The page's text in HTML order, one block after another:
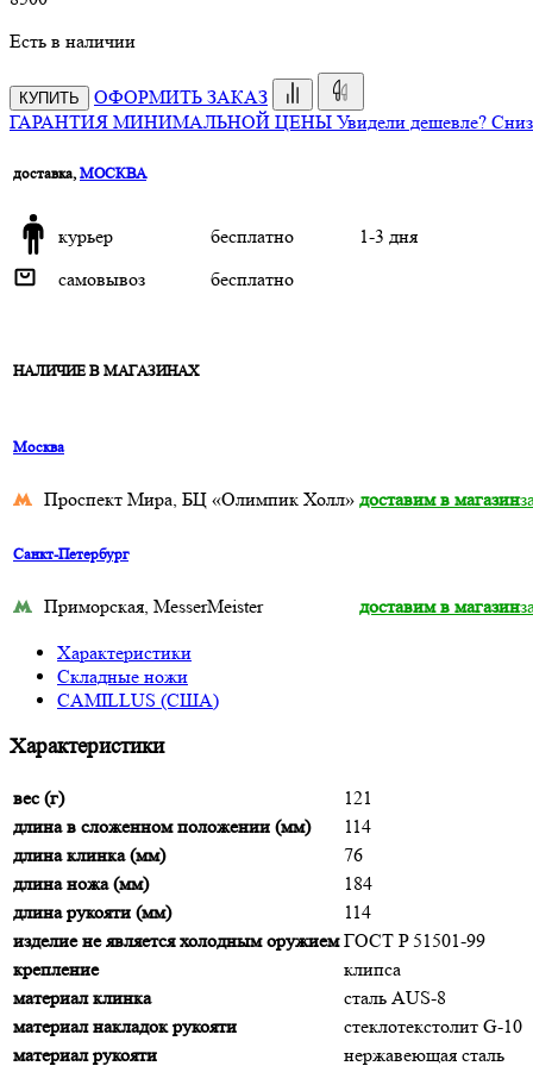
Есть в наличии
КУПИТЬ
ОФОРМИТЬ ЗАКАЗ
ГАРАНТИЯ МИНИМАЛЬНОЙ ЦЕНЫ Увидели дешевле?
доставка, МОСКВА
курьер бесплатно
1-3 дня
самовывоз
бесплатно
НАЛИЧИЕ В МАГАЗИНАХ
Москва
Проспект Мира, БЦ «Олимпик Холл» доставим в магазин
Санкт-Петербург
Приморская, MesserMeister доставим в магазин
Характеристики
Складные ножи
CAMILLUS (США)
Характеристики
вес (г)
121
длина в сложенном положении (мм)
114
длина клинка (мм)
76
длина ножа (мм)
184
длина рукояти (мм)
114
изделие не является холодным оружием ГОСТ P 51501-99
крепление
клипса
материал клинка
сталь AUS-8
материал накладок рукояти
стеклотекстолит G-10
материал рукояти
нержавеющая сталь